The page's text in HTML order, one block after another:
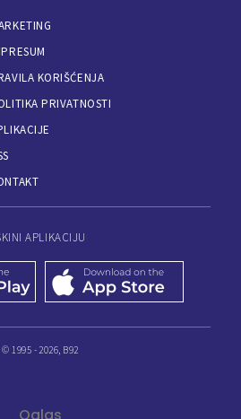
KORIŠĆENJA
PRIVATNOSTI
APLIKACIJU
© 1995 - 2026, B92